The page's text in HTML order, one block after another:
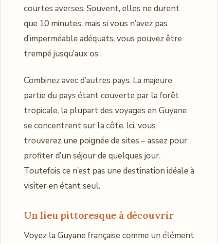
courtes averses. Souvent, elles ne durent
que 10 minutes, mais si vous n’avez pas
d’imperméable adéquats, vous pouvez être
trempé jusqu’aux os .
Combinez avec d’autres pays. La majeure
partie du pays étant couverte par la forêt
tropicale, la plupart des voyages en Guyane
se concentrent sur la côte. Ici, vous
trouverez une poignée de sites – assez pour
profiter d’un séjour de quelques jour.
Toutefois ce n’est pas une destination idéale à
visiter en étant seul.
Un lieu pittoresque à découvrir
Voyez la Guyane française comme un élément